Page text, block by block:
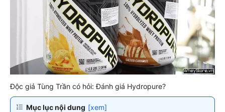
Độc giả Tùng Trần có hỏi: Đánh giá Hydropure?
Mục lục nội dung [xem]